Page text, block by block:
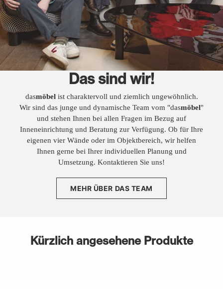
Das sind wir!
dasmöbelist charaktervoll und ziemlich ungewöhnlich.
Wir sind das junge und dynamische Team vom "dasmöbel"
und stehen Ihnen bei allen Fragen im Bezug auf
Inneneinrichtung und Beratung zur Verfügung. Ob für Ihre
eigenen vier Wände oder im Objektbereich, wir helfen
Ihnen gerne bei Ihrer individuellen Planung und
Umsetzung. Kontaktieren Sie uns!
MEHR ÜBER DAS TEAM
Kürzlich angesehene Produkte